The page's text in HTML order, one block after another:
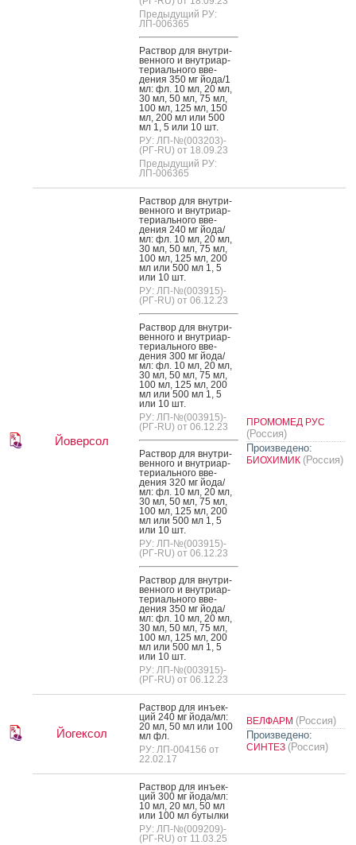
Предыдущий РУ:
ЛП-006365
Рас­твор для внут­ри­
вен­но­го и внут­ри­ар­
те­ри­аль­но­го вве­
дения 350 мг й­ода/1
мл: фл. 10 мл, 20 мл,
30 мл, 50 мл, 75 мл,
100 мл, 125 мл, 150
мл, 200 мл или 500
мл 1, 5 или 10 шт.
РУ: ЛП-№(003203)-
(РГ-RU) от 18.09.23
Предыдущий РУ:
ЛП-006365
Йоверсол
Рас­твор для внут­ри­
вен­но­го и внут­ри­ар­
те­ри­аль­но­го вве­
дения 240 мг й­ода/
мл: фл. 10 мл, 20 мл,
30 мл, 50 мл, 75 мл,
100 мл, 125 мл, 200
мл или 500 мл 1, 5
или 10 шт.
РУ: ЛП-№(003915)-
(РГ-RU) от 06.12.23
Рас­твор для внут­ри­
вен­но­го и внут­ри­ар­
те­ри­аль­но­го вве­
дения 300 мг й­ода/
мл: фл. 10 мл, 20 мл,
30 мл, 50 мл, 75 мл,
100 мл, 125 мл, 200
мл или 500 мл 1, 5
или 10 шт.
РУ: ЛП-№(003915)-
(РГ-RU) от 06.12.23
Рас­твор для внут­ри­
вен­но­го и внут­ри­ар­
те­ри­аль­но­го вве­
дения 320 мг й­ода/
мл: фл. 10 мл, 20 мл,
30 мл, 50 мл, 75 мл,
100 мл, 125 мл, 200
мл или 500 мл 1, 5
или 10 шт.
РУ: ЛП-№(003915)-
(РГ-RU) от 06.12.23
Рас­твор для внут­ри­
вен­но­го и внут­ри­ар­
те­ри­аль­но­го вве­
дения 350 мг й­ода/
мл: фл. 10 мл, 20 мл,
30 мл, 50 мл, 75 мл,
100 мл, 125 мл, 200
мл или 500 мл 1, 5
или 10 шт.
РУ: ЛП-№(003915)-
(РГ-RU) от 06.12.23
ПРОМОМЕД РУС
(Россия)
Произведено:
БИОХИМИК (Россия)
Йогексол
Рас­твор для инъ­ек­
ций 240 мг й­ода/мл:
20 мл, 50 мл или 100
мл фл.
РУ: ЛП-004156 от
22.02.17
ВЕЛФАРМ (Россия)
Произведено:
СИНТЕЗ (Россия)
Рас­твор для инъ­ек­
ций 300 мг й­ода/мл:
10 мл, 20 мл, 50 мл
или 100 мл бу­тыл­ки
РУ: ЛП-№(009209)-
(РГ-RU) от 11.03.25